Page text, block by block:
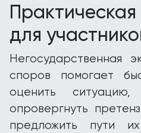
для
Негосударственная
споров помогает
оценить
опровергнуть
предложить пути